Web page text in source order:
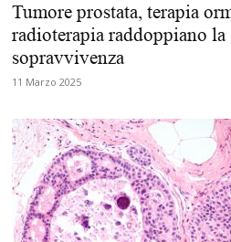
dei
Tumore prostata, terapia
radioterapia raddoppiano la
sopravvivenza
11 Marzo 2025